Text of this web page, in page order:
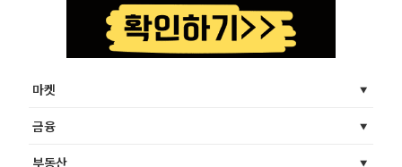
마켓
금융
부동산